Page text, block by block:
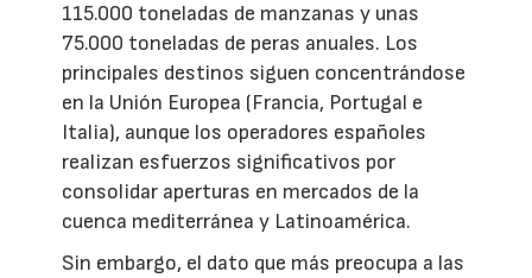
115.000 toneladas de manzanas y unas
75.000 toneladas de peras anuales. Los
principales destinos siguen concentrándose
en la Unión Europea (Francia, Portugal e
Italia), aunque los operadores españoles
realizan esfuerzos significativos por
consolidar aperturas en mercados de la
cuenca mediterránea y Latinoamérica.
Sin embargo, el dato que más preocupa a las